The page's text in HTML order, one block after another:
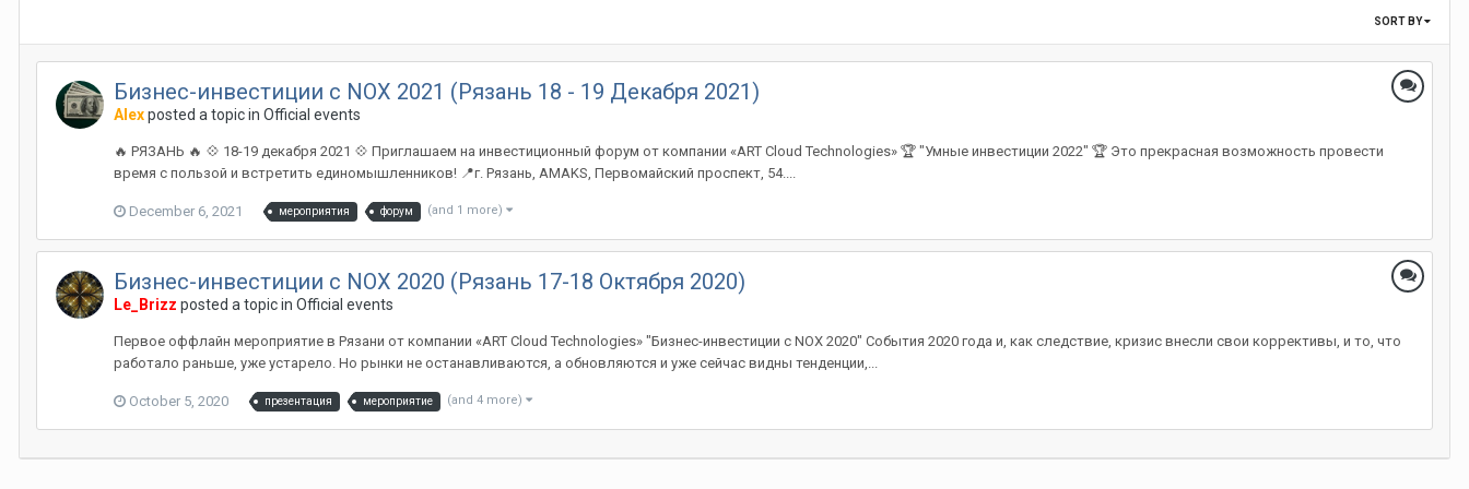
SORT BY
Бизнес-инвестиции с NOX 2021 (Рязань 18 - 19 Декабря 2021)
Alexposted a topic in Official events
🔥 РЯЗАНЬ 🔥 💠 18-19 декабря 2021 💠 Приглашаем на инвестиционный форум от компании «ART Cloud Technologies» 🏆 "Умные инвестиции 2022" 🏆 Это прекрасная возможность провести
время с пользой и встретить единомышленников! 📍г. Рязань, AMAKS, Первомайский проспект, 54....
December 6, 2021 мероприятия форум (and 1 more)
Бизнес-инвестиции с NOX 2020 (Рязань 17-18 Октября 2020)
Le_Brizz posted a topic in Official events
Первое оффлайн мероприятие в Рязани от компании «ART Cloud Technologies» "Бизнес-инвестиции с NOX 2020" События 2020 года и, как следствие, кризис внесли свои коррективы, и то, что
работало раньше, уже устарело. Но рынки не останавливаются, а обновляются и уже сейчас видны тенденции,...
October 5, 2020 презентация мероприятие (and 4 more)